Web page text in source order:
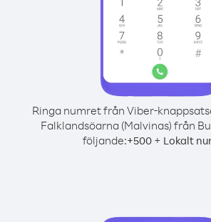
Ringa numret från Viber-
Falklandsöarna (Malvinas) från
följande:+500 + Lokalt